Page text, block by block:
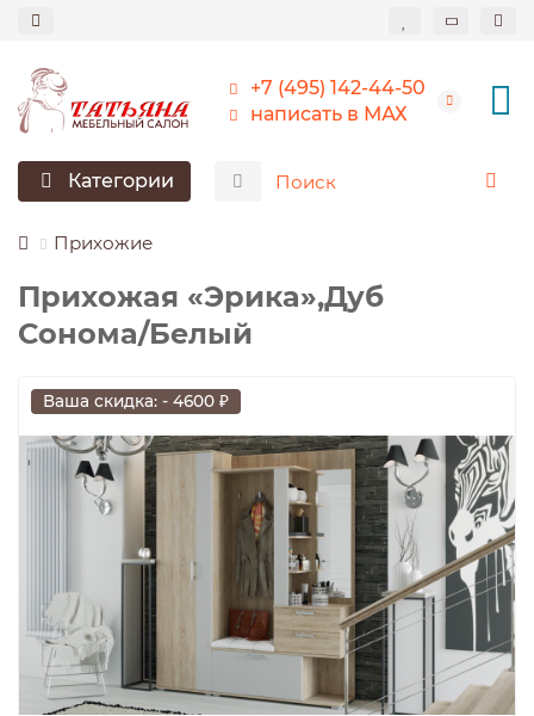
+7 (495) 142-44-50
написать в МАХ
Категории
Прихожие
Прихожая «Эрика»,Дуб
Сонома/Белый
Ваша скидка: - 4600 ₽